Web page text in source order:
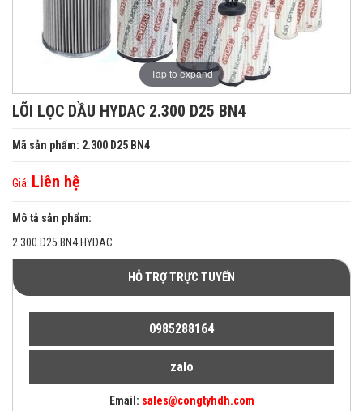
Tap to expand
LÕI LỌC DẦU HYDAC 2.300 D25 BN4
Mã sản phẩm: 2.300 D25 BN4
Giá: Liên hệ
Mô tả sản phẩm:
2.300 D25 BN4 HYDAC
HỖ TRỢ TRỰC TUYẾN
0985288164
zalo
Email: sales@congtyhdh.com